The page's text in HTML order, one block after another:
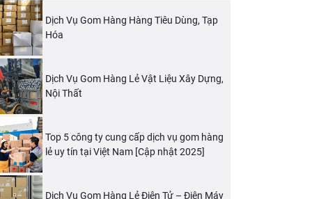
Dịch Vụ Gom Hàng Hàng Tiêu Dùng, Tạp
Hóa
Dịch Vụ Gom Hàng Lẻ Vật Liệu Xây Dựng,
Nội Thất
Top 5 công ty cung cấp dịch vụ gom hàng
lẻ uy tín tại Việt Nam [Cập nhật 2025]
Dịch Vụ Gom Hàng Lẻ Điện Tử – Điện Máy